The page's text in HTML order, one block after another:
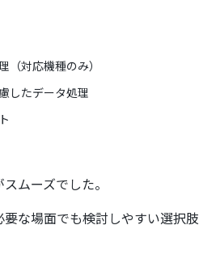
（対応機種のみ）
したデータ処理
ムーズでした。
な場面でも検討しやすい選択肢